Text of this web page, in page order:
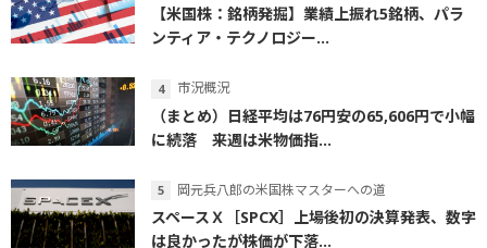
【米国株：銘柄発掘】業績上振れ5銘柄、パラ
ンティア・テクノロジー...
市況概況
（まとめ）日経平均は76円安の65,606円で小幅
に続落 来週は米物価指...
岡元兵八郎の米国株マスターへの道
スペースＸ［SPCX］上場後初の決算発表、数字
は良かったが株価が下落...